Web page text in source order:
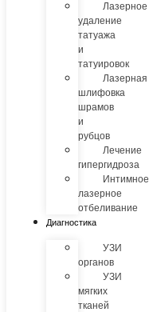
Лазерное
удаление
татуажа
и
татуировок
Лазерная
шлифовка
шрамов
и
рубцов
Лечение
гипергидроза
Интимное
лазерное
отбеливание
Диагностика
УЗИ
органов
УЗИ
мягких
тканей